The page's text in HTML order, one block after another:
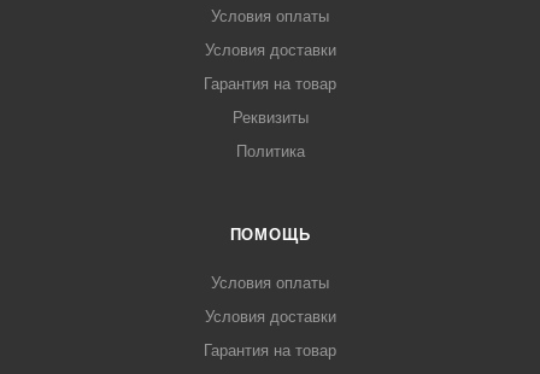
Условия оплаты
Условия доставки
Гарантия на товар
Реквизиты
Политика
ПОМОЩЬ
Условия оплаты
Условия доставки
Гарантия на товар